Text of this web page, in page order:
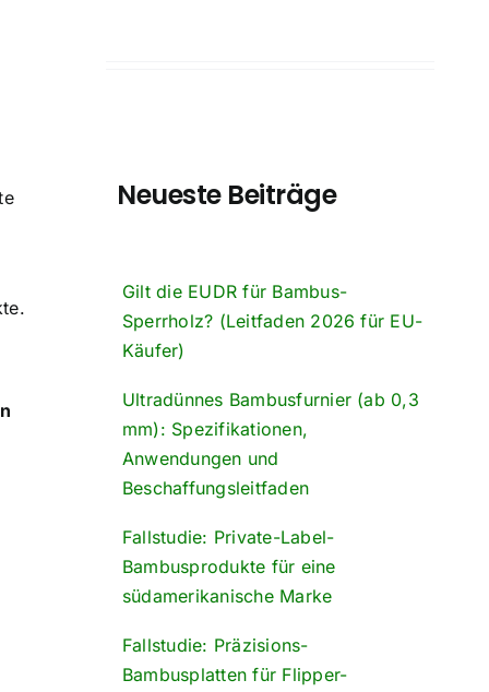
Neueste Beiträge
Gilt die EUDR für Bambus-
Sperrholz? (Leitfaden 2026 für EU-
Käufer)
Ultradünnes Bambusfurnier (ab 0,3
mm): Spezifikationen,
Anwendungen und
Beschaffungsleitfaden
Fallstudie: Private-Label-
Bambusprodukte für eine
südamerikanische Marke
Fallstudie: Präzisions-
Bambusplatten für Flipper-